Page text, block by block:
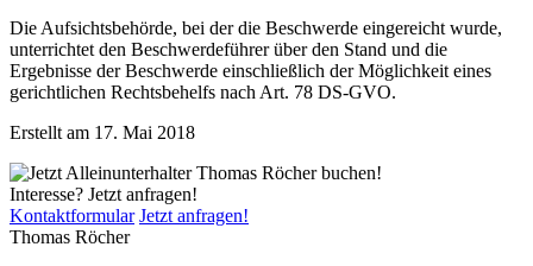
Die Aufsichtsbehörde, bei der die Beschwerde eingereicht wurde,
unterrichtet den Beschwerdeführer über den Stand und die
Ergebnisse der Beschwerde einschließlich der Möglichkeit eines
gerichtlichen Rechtsbehelfs nach Art. 78 DS-GVO.
Erstellt am 17. Mai 2018
Interesse? Jetzt anfragen!
Kontaktformular Jetzt anfragen!
Thomas Röcher